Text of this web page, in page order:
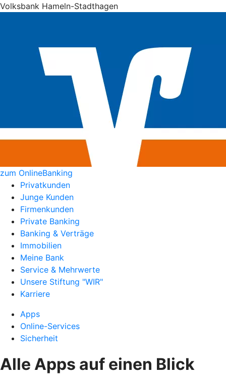
Volksbank Hameln-Stadthagen
zum OnlineBanking
Privatkunden
Junge Kunden
Firmenkunden
Private Banking
Banking & Verträge
Immobilien
Meine Bank
Service & Mehrwerte
Unsere Stiftung "WIR"
Karriere
Apps
Online-Services
Sicherheit
Alle Apps auf einen Blick